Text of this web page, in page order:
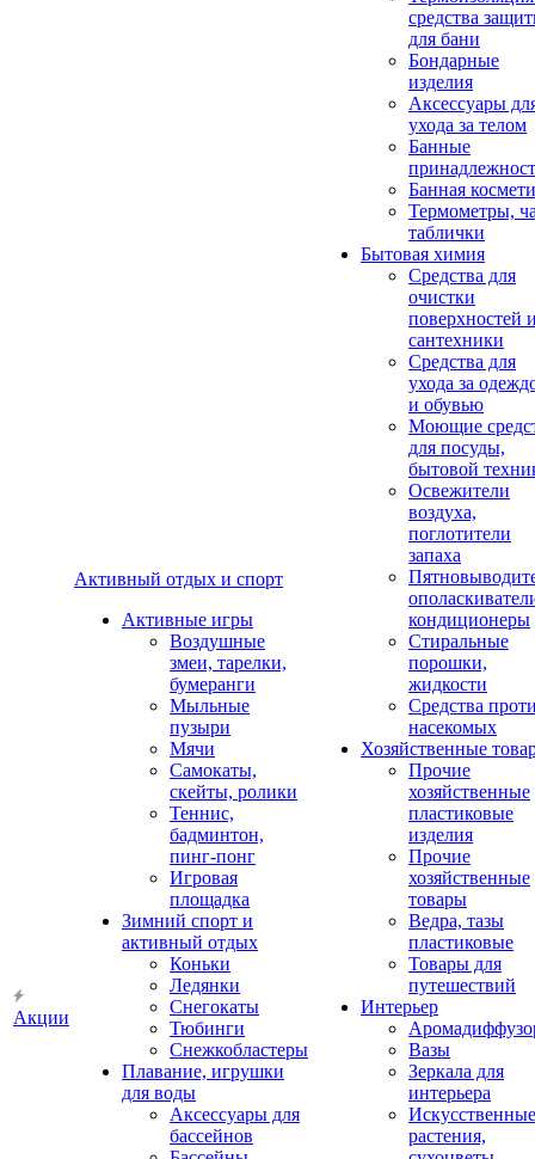
Акции
Активный отдых и спорт
Активные игры
Воздушные
змеи, тарелки,
бумеранги
Мыльные
пузыри
Мячи
Самокаты,
скейты, ролики
Теннис,
бадминтон,
пинг-понг
Игровая
площадка
Зимний спорт и
активный отдых
Коньки
Ледянки
Снегокаты
Тюбинги
Снежкобластеры
Плавание, игрушки
для воды
Аксессуары для
бассейнов
средства
для бани
Бондарные
изделия
Аксеcсуары
ухода за телом
Банные
Банная
Термометры,
таблички
Бытовая химия
Средства для
очистки
поверхностей
сантехники
Средства для
ухода за
и обувью
Моющие
для посуды,
бытовой
Освежители
воздуха,
поглотители
запаха
кондиционеры
Стиральные
порошки,
жидкости
Средства
насекомых
Хозяйственные
Прочие
хозяйственные
пластиковые
изделия
Прочие
хозяйственные
товары
Ведра, тазы
пластиковые
Товары для
путешествий
Интерьер
Вазы
Зеркала для
интерьера
Искусственные
растения,